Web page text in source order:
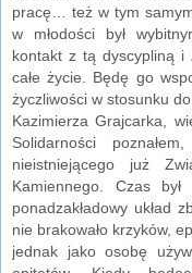
pracę… też w tym
w młodości był
kontakt z tą dyscypliną i
całe życie. Będę go
życzliwości w stosunku do
Kazimierza Grajcarka,
Solidarności
nieistniejącego już
Kamiennego. Czas był
ponadzakładowy układ
nie brakowało krzyków,
jednak jako osobę